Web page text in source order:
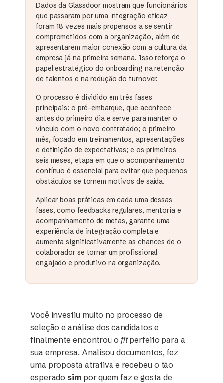
Dados da Glassdoor mostram que funcionários
que passaram por uma integração eficaz
foram 18 vezes mais propensos a se sentir
comprometidos com a organização, além de
apresentarem maior conexão com a cultura da
empresa já na primeira semana. Isso reforça o
papel estratégico do onboarding na retenção
de talentos e na redução do turnover.
O processo é dividido em três fases
principais: o pré-embarque, que acontece
antes do primeiro dia e serve para manter o
vínculo com o novo contratado; o primeiro
mês, focado em treinamentos, apresentações
e definição de expectativas; e os primeiros
seis meses, etapa em que o acompanhamento
contínuo é essencial para evitar que pequenos
obstáculos se tornem motivos de saída.
Aplicar boas práticas em cada uma dessas
fases, como feedbacks regulares, mentoria e
acompanhamento de metas, garante uma
experiência de integração completa e
aumenta significativamente as chances de o
colaborador se tornar um profissional
engajado e produtivo na organização.
Você investiu muito no processo de
seleção e análise dos candidatos e
finalmente encontrou o fitperfeito para a
sua empresa. Analisou documentos, fez
uma proposta atrativa e recebeu o tão
esperadosimpor quem faz e gosta de